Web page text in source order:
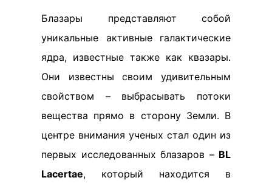
Блазары представляют собой
уникальные активные галактические
ядра, известные также как квазары.
Они известны своим удивительным
свойством – выбрасывать потоки
вещества прямо в сторону Земли. В
центре внимания ученых стал один из
первых исследованных блазаров – BL
Lacertae, который находится в